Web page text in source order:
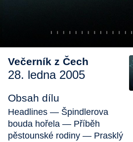
Večerník z Čech
28. ledna 2005
Obsah dílu
Headlines — Špindlerova
bouda hořela — Příběh
pěstounské rodiny — Prasklý